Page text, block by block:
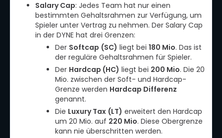
Salary Cap: Jedes Team hat nur einen
bestimmten Gehaltsrahmen zur Verfügung, um
Spieler unter Vertrag zu nehmen. Der Salary Cap
in der DYNE hat drei Grenzen:
Der Softcap (SC) liegt bei 180 Mio. Das ist
der reguläre Gehaltsrahmen für Spieler.
Der Hardcap (HC) liegt bei 200 Mio. Die 20
Mio. zwischen der Soft- und Hardcap-
Grenze werden Hardcap Differenz
genannt.
Die Luxury Tax (LT) erweitert den Hardcap
um 20 Mio. auf 220 Mio. Diese Obergrenze
kann nie überschritten werden.